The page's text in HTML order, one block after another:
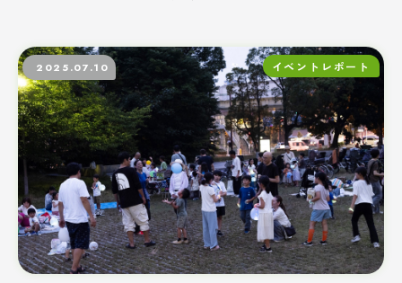
2025.07.10 イベントレポート